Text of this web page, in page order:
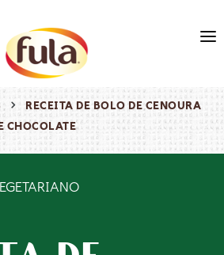
RECEITA DE BOLO DE CENOURA
CHOCOLATE